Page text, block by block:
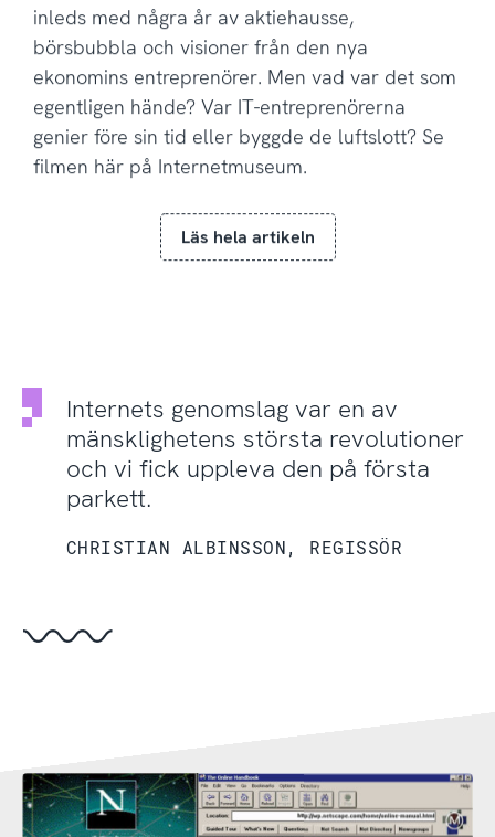
inleds med några år av aktiehausse,
börsbubbla och visioner från den nya
ekonomins entreprenörer. Men vad var det som
egentligen hände? Var IT-entreprenörerna
genier före sin tid eller byggde de luftslott? Se
filmen här på Internetmuseum.
Läs hela artikeln
Internets genomslag var en av
mänsklighetens största revolutioner
och vi fick uppleva den på första
parkett.
CHRISTIAN ALBINSSON, REGISSÖR